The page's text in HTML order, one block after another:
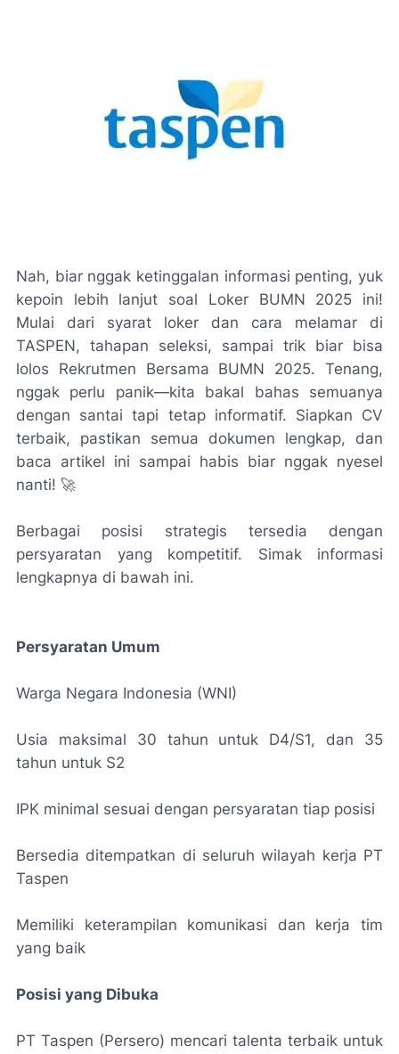
Nah, biar nggak ketinggalan informasi penting, yuk
kepoin lebih lanjut soal Loker BUMN 2025 ini!
Mulai dari syarat loker dan cara melamar di
TASPEN, tahapan seleksi, sampai trik biar bisa
lolos Rekrutmen Bersama BUMN 2025. Tenang,
nggak perlu panik—kita bakal bahas semuanya
dengan santai tapi tetap informatif. Siapkan CV
terbaik, pastikan semua dokumen lengkap, dan
baca artikel ini sampai habis biar nggak nyesel
nanti! 🚀
Berbagai posisi strategis tersedia dengan
persyaratan yang kompetitif. Simak informasi
lengkapnya di bawah ini.
Persyaratan Umum
Warga Negara Indonesia (WNI)
Usia maksimal 30 tahun untuk D4/S1, dan 35
tahun untuk S2
IPK minimal sesuai dengan persyaratan tiap posisi
Bersedia ditempatkan di seluruh wilayah kerja PT
Taspen
Memiliki keterampilan komunikasi dan kerja tim
yang baik
Posisi yang Dibuka
PT Taspen (Persero) mencari talenta terbaik untuk